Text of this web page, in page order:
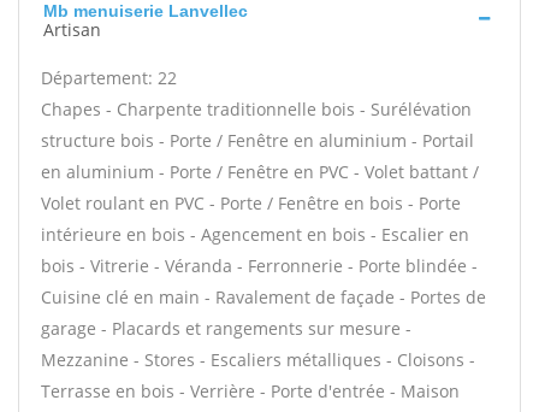
Mb menuiserie Lanvellec
Artisan
Département: 22
Chapes - Charpente traditionnelle bois - Surélévation
structure bois - Porte / Fenêtre en aluminium - Portail
en aluminium - Porte / Fenêtre en PVC - Volet battant /
Volet roulant en PVC - Porte / Fenêtre en bois - Porte
intérieure en bois - Agencement en bois - Escalier en
bois - Vitrerie - Véranda - Ferronnerie - Porte blindée -
Cuisine clé en main - Ravalement de façade - Portes de
garage - Placards et rangements sur mesure -
Mezzanine - Stores - Escaliers métalliques - Cloisons -
Terrasse en bois - Verrière - Porte d'entrée - Maison